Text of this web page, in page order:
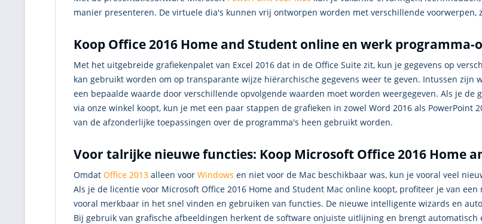
manier presenteren. De virtuele dia's kunnen vrij ontworpen worden met verschillende voorwerpen,
Koop Office 2016 Home and Student online en werk programma-
Met het uitgebreide grafiekenpalet van Excel 2016 dat in de Office Suite zit, kun je gegevens op
kan gebruikt worden om op transparante wijze hiërarchische gegevens weer te geven. Intussen zijn
een bepaalde waarde door verschillende opvolgende waarden moet worden weergegeven. Als je de
via onze winkel koopt, kun je met een paar stappen de grafieken in zowel Word 2016 als
van de afzonderlijke toepassingen over de programma's heen gebruikt worden.
Voor talrijke nieuwe functies: Koop Microsoft Office 2016 Home
Omdat Office 2013 alleen voor Windows en niet voor de Mac beschikbaar was, kun je vooral veel
Als je de licentie voor Microsoft Office 2016 Home and Student Mac online koopt, profiteer je van
vooral merkbaar in het snel vinden en gebruiken van functies. De nieuwe intelligente wizards en
Bij gebruik van grafische afbeeldingen herkent de software onjuiste uitlijning en brengt